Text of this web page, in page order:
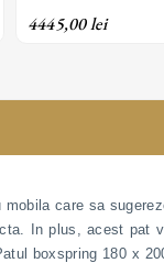
4445,00 lei
care sa
In plus, acest pat
boxspring 180 x